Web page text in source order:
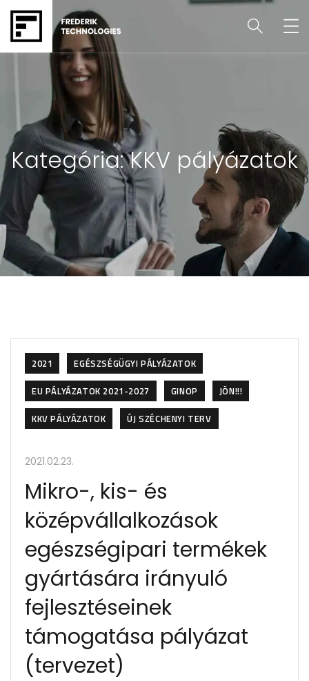
Kategória:KKV pályázatok
2021
EGÉSZSÉGÜGYI PÁLYÁZATOK
EU PÁLYÁZATOK 2021-2027
GINOP
JÖN!!!
KKV PÁLYÁZATOK
ÚJ SZÉCHENYI TERV
2021.02.23.
Mikro-, kis- és
középvállalkozások
egészségipari termékek
gyártására irányuló
fejlesztéseinek
támogatása pályázat
(tervezet)